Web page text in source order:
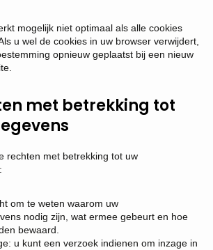
mogelijk niet optimaal als alle cookies
u wel de cookies in uw browser verwijdert,
opnieuw geplaatst bij een nieuw
met betrekking tot
rechten met betrekking tot uw
om te weten waarom uw
nodig zijn, wat ermee gebeurt en hoe
bewaard.
u kunt een verzoek indienen om inzage in